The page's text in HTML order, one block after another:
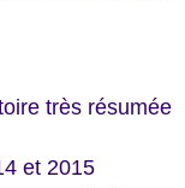
très résumée
et 2015